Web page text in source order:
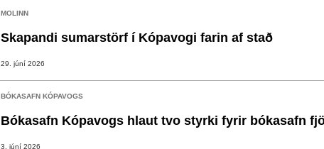
MOLINN
Skapandi sumarstörf í Kópavogi farin af stað
29. júní 2026
BÓKASAFN KÓPAVOGS
Bókasafn Kópavogs hlaut tvo styrki fyrir bókasafn
3. júní 2026